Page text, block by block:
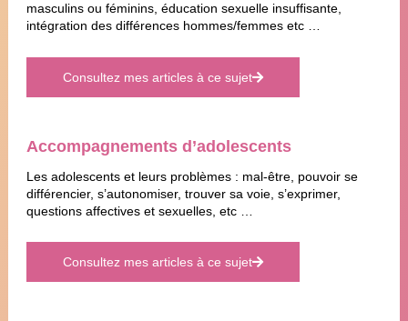
masculins ou féminins, éducation sexuelle insuffisante,
intégration des différences hommes/femmes etc …
Consultez mes articles à ce sujet
Accompagnements d’adolescents
Les adolescents et leurs problèmes : mal-être, pouvoir se
différencier, s’autonomiser, trouver sa voie, s’exprimer,
questions affectives et sexuelles, etc …
Consultez mes articles à ce sujet